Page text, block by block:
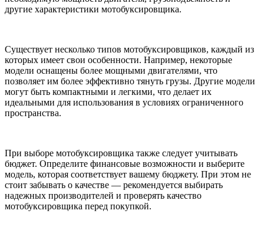
другие характеристики мотобуксировщика.
Существует несколько типов мотобуксировщиков, каждый из
которых имеет свои особенности. Например, некоторые
модели оснащены более мощными двигателями, что
позволяет им более эффективно тянуть грузы. Другие модели
могут быть компактными и легкими, что делает их
идеальными для использования в условиях ограниченного
пространства.
При выборе мотобуксировщика также следует учитывать
бюджет. Определите финансовые возможности и выберите
модель, которая соответствует вашему бюджету. При этом не
стоит забывать о качестве — рекомендуется выбирать
надежных производителей и проверять качество
мотобуксировщика перед покупкой.